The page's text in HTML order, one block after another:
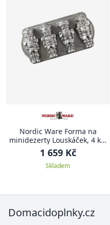
Nordic Ware Forma na
minidezerty Louskáček, 4 ks,
stříbrná
1 659 Kč
Skladem
Domacidoplnky.cz